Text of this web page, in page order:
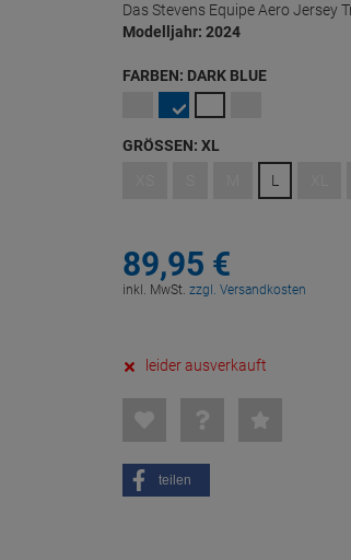
Das Stevens Equipe Aero Jersey
Modelljahr: 2024
FARBEN: DARK BLUE
GRÖSSEN: XL
L
89,95 €
inkl. MwSt. zzgl. Versandkosten
leider ausverkauft
teilen